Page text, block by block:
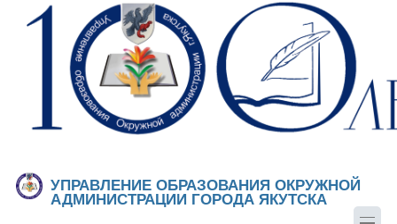
Перейти к основному содержанию
Skip to search
УПРАВЛЕНИЕ ОБРАЗОВАНИЯ ОКРУЖНОЙ
АДМИНИСТРАЦИИ ГОРОДА ЯКУТСКА